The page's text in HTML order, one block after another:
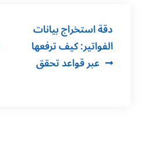
دقة استخراج بيانات
الفواتير: كيف ترفعها
عبر قواعد تحقق